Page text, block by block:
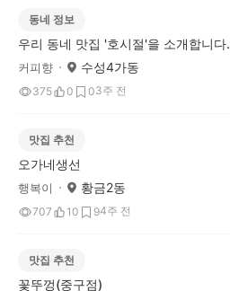
동네 정보
우리 동네 맛집 '호시절'을 소개합니다.
커피향 수성4가동
375 0 03주 전
맛집 추천
오가네생선
행복이 황금2동
707 10 94주 전
맛집 추천
꽃뚜껑(중구점)